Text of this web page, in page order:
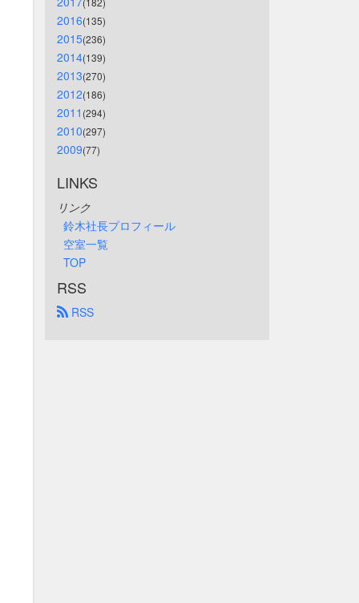
2016(135)
2015(236)
2014(139)
2013(270)
2012(186)
2011 (294)
2010(297)
2009(77)
LINKS
リンク
鈴木社長プロフィール
空室一覧
TOP
RSS
RSS